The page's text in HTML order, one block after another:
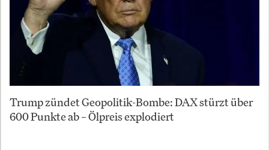
Trump zündet Geopolitik-Bombe: DAX stürzt über
600 Punkte ab – Ölpreis explodiert